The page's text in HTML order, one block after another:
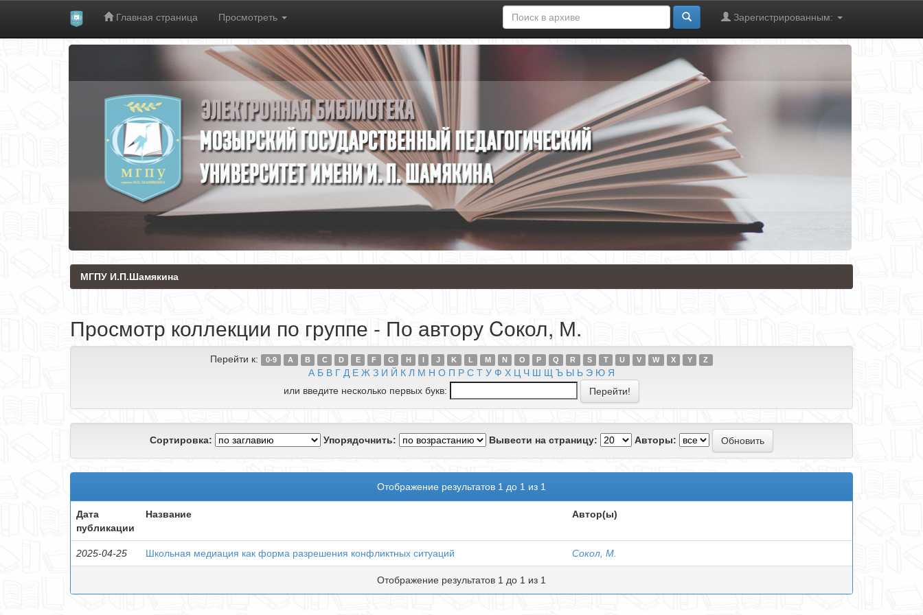
Главная страница Просмотреть Зарегистрированным:
МГПУ И.П.Шамякина
Просмотр коллекции по группе - По автору Cокол, М.
Перейти к: 0-9 A B C D E F G H I J K L M N O P Q R S T U V W X Y Z
А Б В Г Д Е Ж З И Й К Л М Н О П Р С Т У Ф Х Ц Ч Ш Щ Ъ Ы Ь Э Ю Я
или введите несколько первых букв:
Сортировка: Упорядочнить: Вывести на страницу: Авторы:
Отображение результатов 1 до 1 из 1
Дата
публикации
Название Автор(ы)
2025-04-25 Школьная медиация как форма разрешения конфликтных ситуаций Cокол, М.
Отображение результатов 1 до 1 из 1